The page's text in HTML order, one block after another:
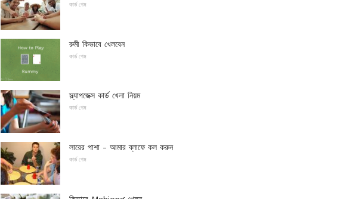
কার্ড গেম
রুমী কিভাবে খেলবেন
কার্ড গেম
স্ল্যাপজেক্স কার্ড খেলা নিয়ম
কার্ড গেম
লারের পাশা - আমার ব্লাফে কল করুন
কার্ড গেম